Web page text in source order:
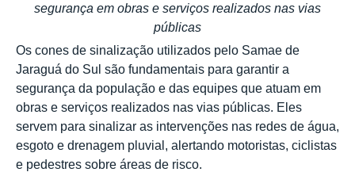
segurança em obras e serviços realizados nas vias
públicas
Os cones de sinalização utilizados pelo Samae de
Jaraguá do Sul são fundamentais para garantir a
segurança da população e das equipes que atuam em
obras e serviços realizados nas vias públicas. Eles
servem para sinalizar as intervenções nas redes de água,
esgoto e drenagem pluvial, alertando motoristas, ciclistas
e pedestres sobre áreas de risco.